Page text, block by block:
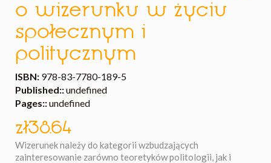
o wizerunku w życiu
społecznym i
politycznym
ISBN: 978-83-7780-189-5
Published::undefined
Pages::undefined
zł38.64
Wizerunek należy do kategorii wzbudzających
zainteresowanie zarówno teoretyków politologii, jak i